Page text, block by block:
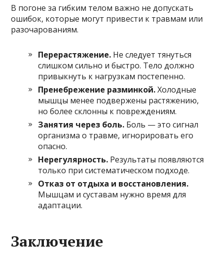
В погоне за гибким телом важно не допускать
ошибок, которые могут привести к травмам или
разочарованиям.
Перерастяжение. Не следует тянуться
слишком сильно и быстро. Тело должно
привыкнуть к нагрузкам постепенно.
Пренебрежение разминкой.Холодные
мышцы менее подвержены растяжению,
но более склонны к повреждениям.
Занятия через боль. Боль — это сигнал
организма о травме, игнорировать его
опасно.
Нерегулярность. Результаты появляются
только при систематическом подходе.
Отказ от отдыха и восстановления.
Мышцам и суставам нужно время для
адаптации.
Заключение